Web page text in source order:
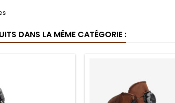
DANS LA MÊME CATÉGORIE :